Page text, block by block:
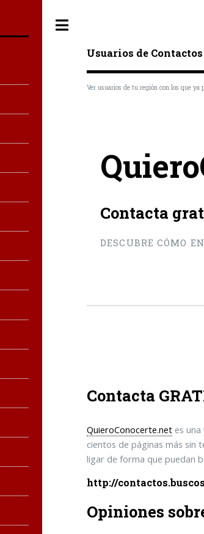
Usuarios de Contactos
Ver usuarios de tu región con los que ya
Contacta
DESCUBRE CÓMO EN
Contacta
QuieroConocerte.net es
cientos de páginas más sin
ligar de forma que puedan
http://
Opiniones
Toggle